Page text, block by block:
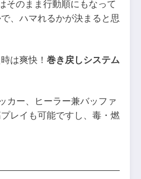
そのまま行動順にもなって
、ハマれるかが決まると思
は爽快！ 巻き戻しシステム
カー、ヒーラー兼バッファ
レイも可能ですし、毒・燃